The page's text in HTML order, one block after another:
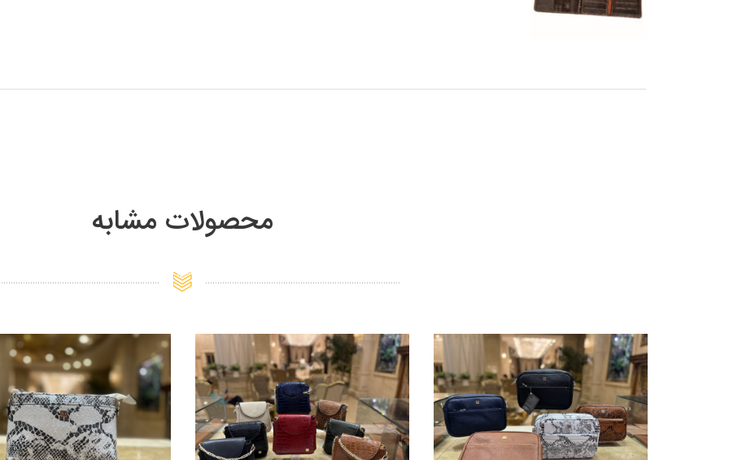
محصولات مشابه